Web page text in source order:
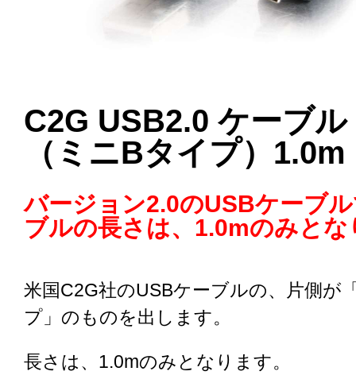
C2G USB2.0 ケーブル
（ミニBタイプ）1.0m
バージョン2.0のUSBケーブ
ブルの長さは、1.0mのみとな
米国C2G社のUSBケーブルの、片側が
プ」のものを出します。
長さは、1.0mのみとなります。